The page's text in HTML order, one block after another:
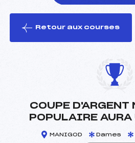
le ski
Retour aux courses
COUPE D'ARGENT
POPULAIRE AURA
MANIGOD Dames